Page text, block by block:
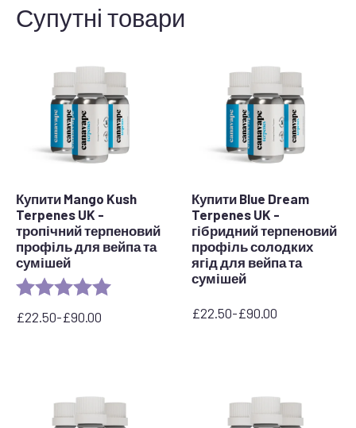
Супутні товари
Купити Mango Kush
Terpenes UK -
тропічний терпеновий
профіль для вейпа та
сумішей
Rating: 5.0 out of 5 stars
£22.50-£90.00
Діапазон
фунтів
Купити Blue Dream
Terpenes UK -
гібридний терпеновий
профіль солодких
ягід для вейпа та
сумішей
£22.50-£90.00
Діапазон
фунтів